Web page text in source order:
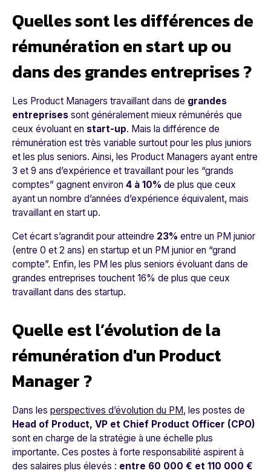
Quelles sont les différences de
rémunération en start up ou
dans des grandes entreprises ?
Les Product Managers travaillant dans de grandes
entreprises sont généralement mieux rémunérés que
ceux évoluant en start-up. Mais la différence de
rémunération est très variable surtout pour les plus juniors
et les plus seniors. Ainsi, les Product Managers ayant entre
3 et 9 ans d’expérience et travaillant pour les “grands
comptes” gagnent environ 4 à 10% de plus que ceux
ayant un nombre d’années d’expérience équivalent, mais
travaillant en start up.
Cet écart s’agrandit pour atteindre 23% entre un PM junior
(entre 0 et 2 ans) en startup et un PM junior en “grand
compte”. Enfin, les PM les plus seniors évoluant dans de
grandes entreprises touchent 16% de plus que ceux
travaillant dans des startup.
Quelle est l’évolution de la
rémunération d'un Product
Manager ?
Dans les perspectives d’évolution du PM, les postes de
Head of Product, VP et Chief Product Officer (CPO)
sont en charge de la stratégie à une échelle plus
importante. Ces postes à forte responsabilité aspirent à
des salaires plus élevés : entre 60 000 € et 110 000 €